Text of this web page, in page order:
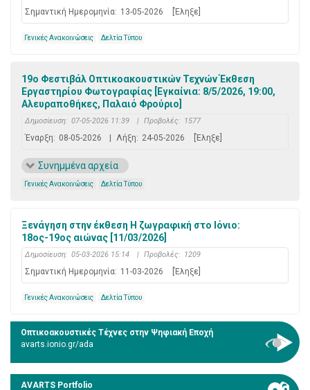
Σημαντική Ημερομηνία: 13-05-2026 [Έληξε]
Γενικές Ανακοινώσεις Δελτία Τύπου
19ο Φεστιβάλ Οπτικοακουστικών Τεχνών Έκθεση
Εργαστηρίου Φωτογραφίας [Εγκαίνια: 8/5/2026, 19:00,
Αλευραποθήκες, Παλαιό Φρούριο]
Δημοσίευση: 07-05-2026 11:39 | Προβολές: 1577
Έναρξη: 08-05-2026 | Λήξη: 24-05-2026 [Έληξε]
Συνημμένα αρχεία
Γενικές Ανακοινώσεις Δελτία Τύπου
Ξενάγηση στην έκθεση Η ζωγραφική στο Ιόνιο:
18ος-19ος αιώνας [11/03/2026]
Δημοσίευση: 05-03-2026 15:14 | Προβολές: 1209
Σημαντική Ημερομηνία: 11-03-2026 [Έληξε]
Γενικές Ανακοινώσεις Δελτία Τύπου
Οπτικοακουστικές Τέχνες στην Ψηφιακή Εποχή
avarts.ionio.gr/ada
AVARTS Portfolio